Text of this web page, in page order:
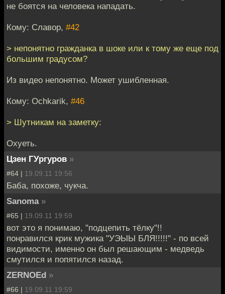
не боятся на человека нападать.
Кому: Славор, #42
> непонятно гражданка в шоке или к тому же еще под
большим градусом?
Из видео непонятно. Может ушибленная.
Кому: Ochkarik, #46
> Шутникам на заметку:
Охуеть.
Цзен ГУргуров »
#64 | 19.09.11 19:56
Баба, похоже, чукча.
Sanoma »
#65 | 19.09.11 19:59
вот это я понимаю, "подцепить тёлку"!!
понравился крик мужика "УЭЫЫ БЛЯ!!!!!" - по всей
видимости, именно он был решающим - медведь
смутился и попятился назад.
ZERNOEd »
#66 | 19.09.11 19:59